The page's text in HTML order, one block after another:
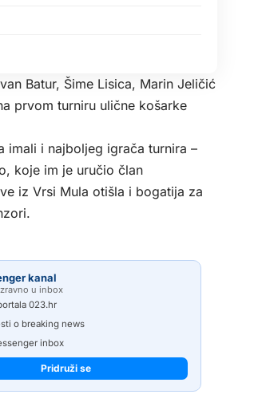
Batur, Šime Lisica, Marin Jeličić
prvom turniru ulične košarke
imali i najboljeg igrača turnira –
koje im je uručio član
iz Vrsi Mula otišla i bogatija za
kanal
u inbox
023.hr
o breaking news
inbox
Pridruži se